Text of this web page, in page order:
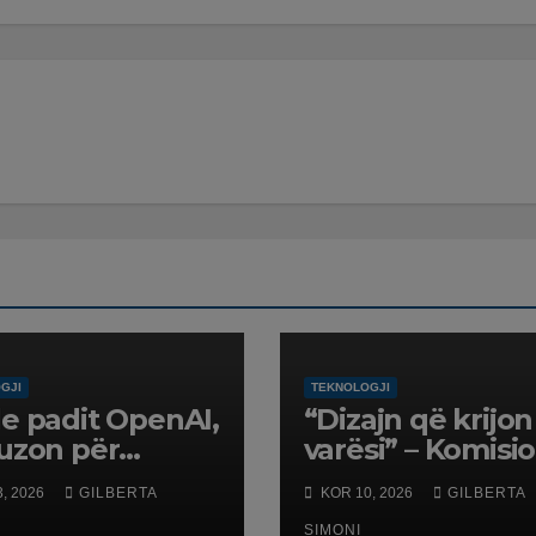
padit OpenAI,
për
të
të
2026 GILBERTA
TEKNOLOGJI
“Dizajn që krijon
varësi” –
Evropian zbulon
shkeljet në
KOR 10, 2026 GILBERTA
SIMONI